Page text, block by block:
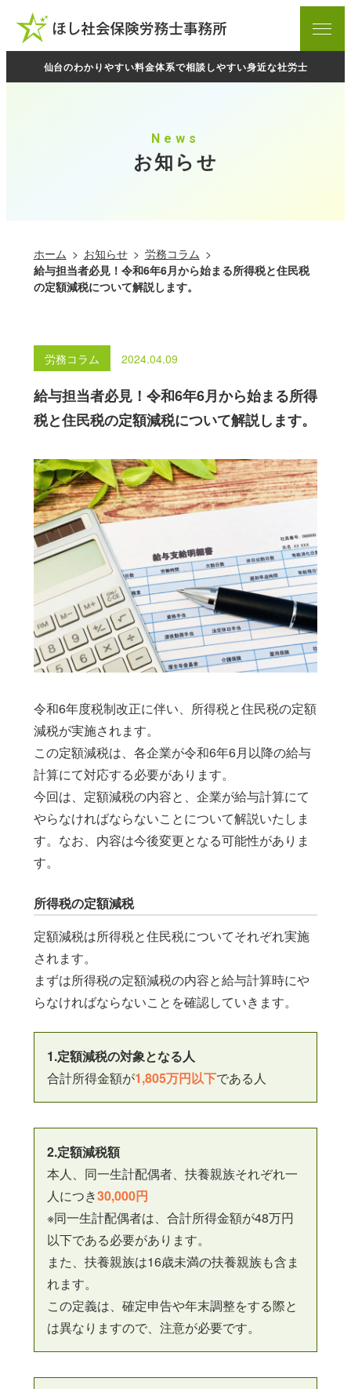
仙台のわかりやすい料金体系で相談しやすい身近な社労士
ホーム
お知らせ
当事務所について
起業支援サポート
労働・社会保険手続き
給与計算
就業規則の作成
人事制度コンサルティング
病院・クリニックの労務管理
022-355-2521
受付時間：9:00-18:00（土日祝除く）
〒981-1106宮城県仙台市太白区柳生6-9-1-101
定休日： 土日・祝日 対象地域： 宮城県・山形県
ご相談・お問合せ
このウィンドウを閉じる
menu
News
お知らせ
ホーム お知らせ
労務コラム
給与担当者必見！令和6年6月から始まる所得税と住民税
の定額減税について解説します。
労務コラム 2024.04.09
給与担当者必見！令和6年6月から始まる所得
税と住民税の定額減税について解説します。
令和6年度税制改正に伴い、所得税と住民税の定額
減税が実施されます。
この定額減税は、各企業が令和6年6月以降の給与
計算にて対応する必要があります。
今回は、定額減税の内容と、企業が給与計算にて
やらなければならないことについて解説いたしま
す。なお、内容は今後変更となる可能性がありま
す。
所得税の定額減税
定額減税は所得税と住民税についてそれぞれ実施
されます。
まずは所得税の定額減税の内容と給与計算時にや
らなければならないことを確認していきます。
1.定額減税の対象となる人
合計所得金額が1,805万円以下である人
2.定額減税額
本人、同一生計配偶者、扶養親族それぞれ一
人につき30,000円
※同一生計配偶者は、合計所得金額が48万円
以下である必要があります。
また、扶養親族は16歳未満の扶養親族も含ま
れます。
この定義は、確定申告や年末調整をする際と
は異なりますので、注意が必要です。